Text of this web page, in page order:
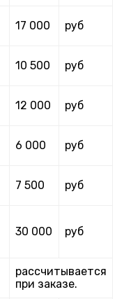
17 000 руб
10 500 руб
12 000 руб
6 000 руб
7 500 руб
30 000 руб
рассчитывается
при заказе.